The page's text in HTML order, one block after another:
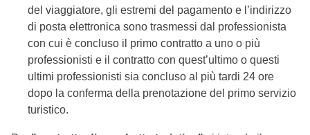
del viaggiatore, gli estremi del pagamento e l’indirizzo
di posta elettronica sono trasmessi dal professionista
con cui è concluso il primo contratto a uno o più
professionisti e il contratto con quest’ultimo o questi
ultimi professionisti sia concluso al più tardi 24 ore
dopo la conferma della prenotazione del primo servizio
turistico.